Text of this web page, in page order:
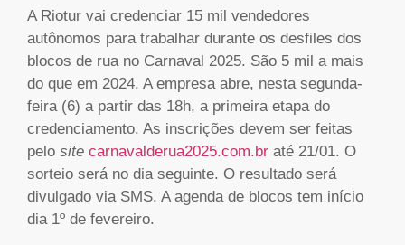
A Riotur vai credenciar 15 mil vendedores
autônomos para trabalhar durante os desfiles dos
blocos de rua no Carnaval 2025. São 5 mil a mais
do que em 2024. A empresa abre, nesta segunda-
feira (6) a partir das 18h, a primeira etapa do
credenciamento. As inscrições devem ser feitas
pelo site carnavalderua2025.com.br até 21/01. O
sorteio será no dia seguinte. O resultado será
divulgado via SMS. A agenda de blocos tem início
dia 1º de fevereiro.